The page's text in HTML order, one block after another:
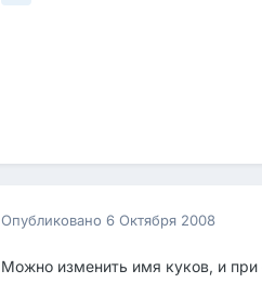
Опубликовано 6 Октября 2008
Можно изменить имя куков, и при